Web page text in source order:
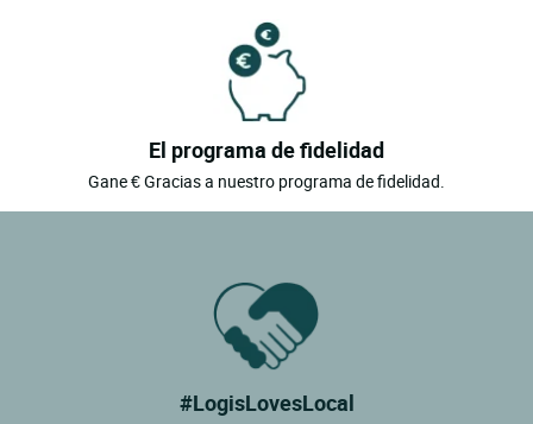
El programa de fidelidad
Gane € Gracias a nuestro programa de fidelidad.
#LogisLovesLocal